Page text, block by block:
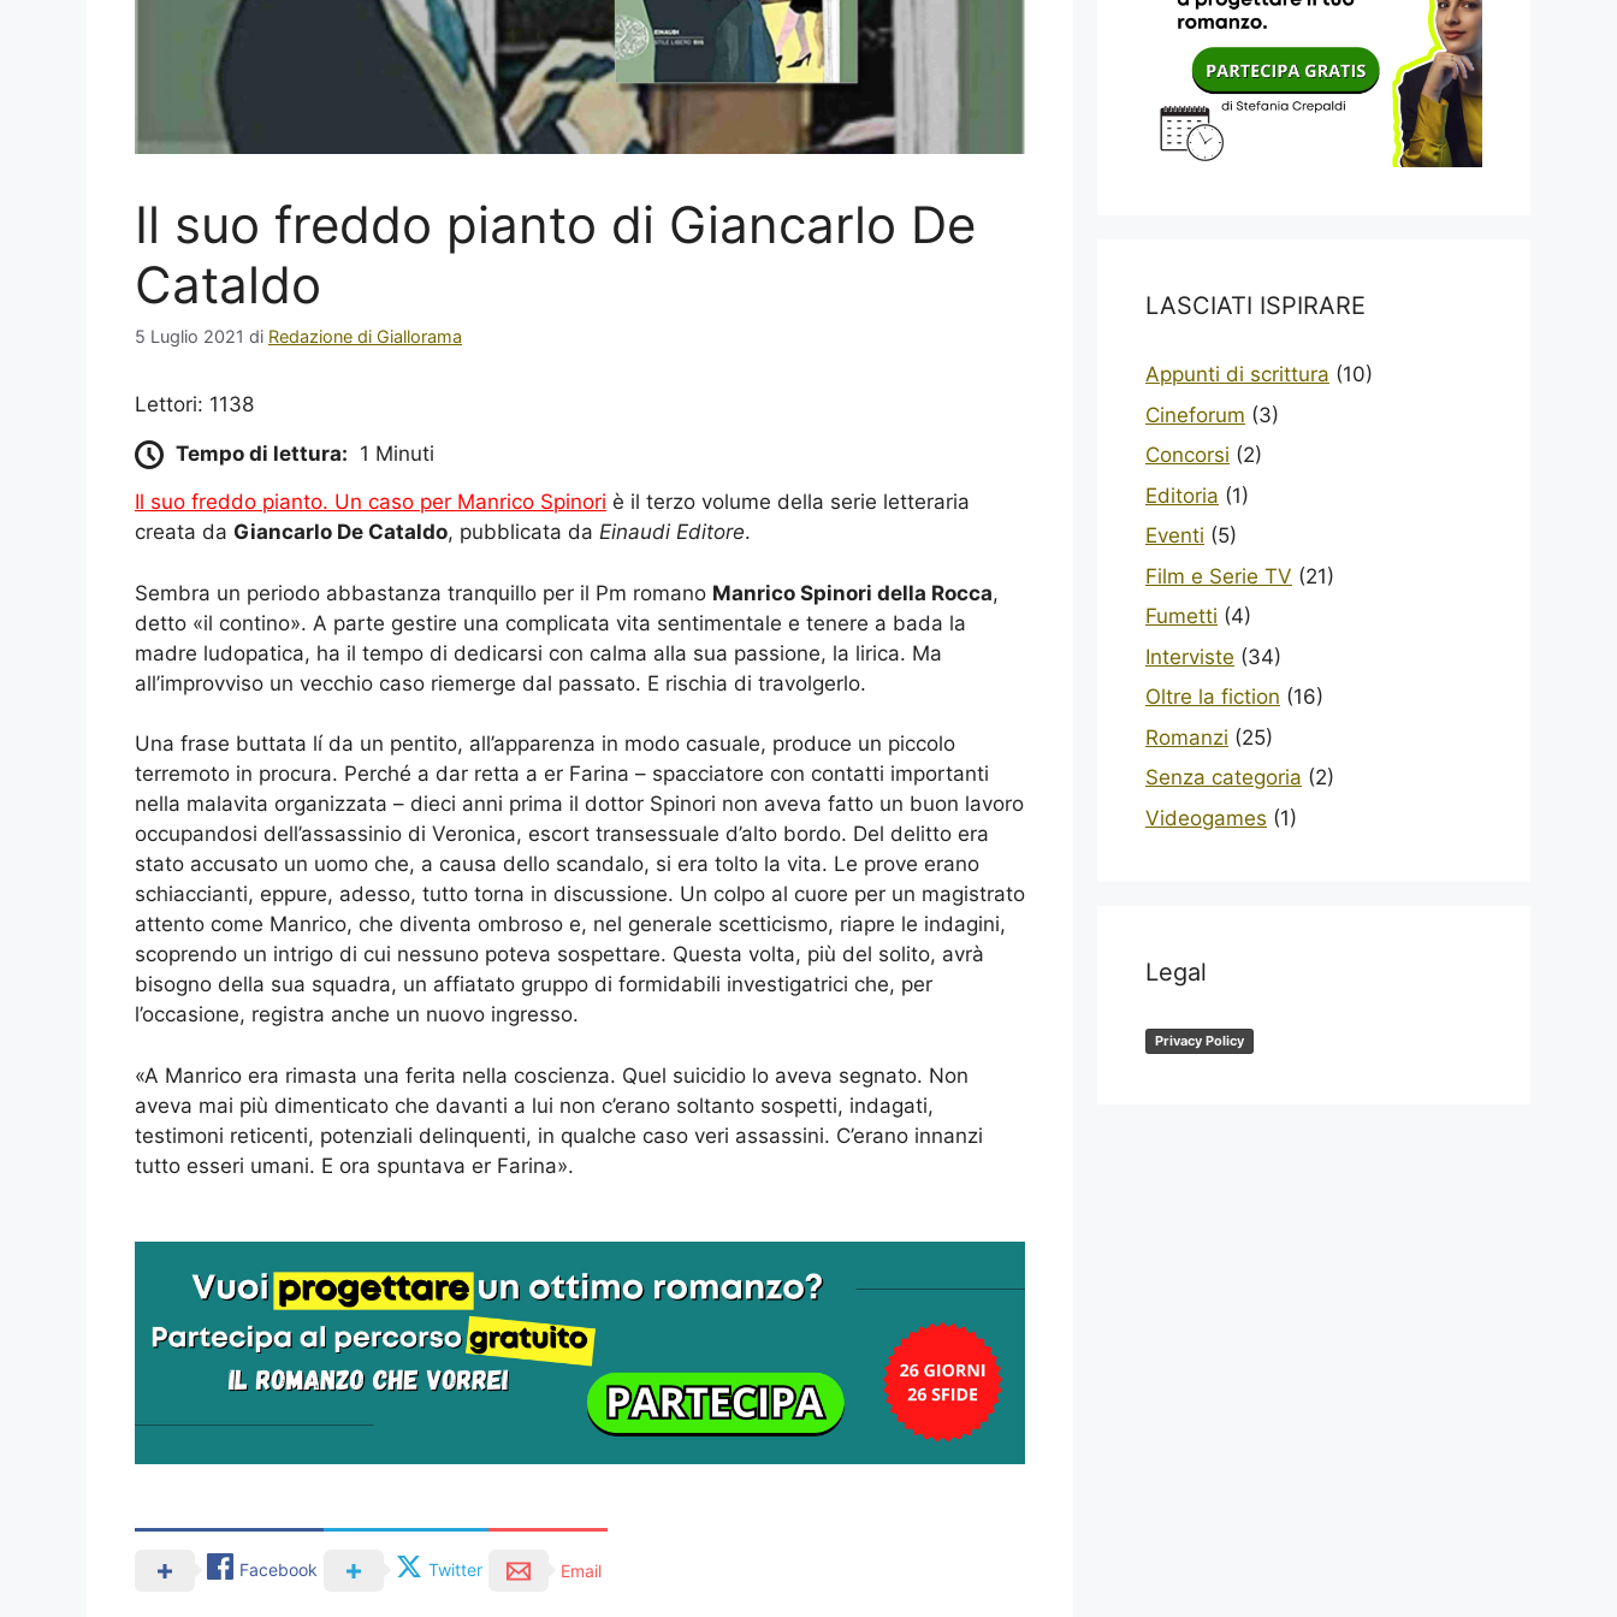
Il suo freddo pianto di Giancarlo De
Cataldo
5 Luglio 2021 di Redazione di Giallorama
Lettori: 1138
Tempo di lettura: 1 Minuti
Il suo freddo pianto. Un caso per Manrico Spinori è il terzo volume della serie letteraria
creata da Giancarlo De Cataldo, pubblicata da Einaudi Editore.
Sembra un periodo abbastanza tranquillo per il Pm romano Manrico Spinori della Rocca,
detto «il contino». A parte gestire una complicata vita sentimentale e tenere a bada la
madre ludopatica, ha il tempo di dedicarsi con calma alla sua passione, la lirica. Ma
all’improvviso un vecchio caso riemerge dal passato. E rischia di travolgerlo.
Una frase buttata lí da un pentito, all’apparenza in modo casuale, produce un piccolo
terremoto in procura. Perché a dar retta a er Farina – spacciatore con contatti importanti
nella malavita organizzata – dieci anni prima il dottor Spinori non aveva fatto un buon lavoro
occupandosi dell’assassinio di Veronica, escort transessuale d’alto bordo. Del delitto era
stato accusato un uomo che, a causa dello scandalo, si era tolto la vita. Le prove erano
schiaccianti, eppure, adesso, tutto torna in discussione. Un colpo al cuore per un magistrato
attento come Manrico, che diventa ombroso e, nel generale scetticismo, riapre le indagini,
scoprendo un intrigo di cui nessuno poteva sospettare. Questa volta, più del solito, avrà
bisogno della sua squadra, un affiatato gruppo di formidabili investigatrici che, per
l’occasione, registra anche un nuovo ingresso.
«A Manrico era rimasta una ferita nella coscienza. Quel suicidio lo aveva segnato. Non
aveva mai più dimenticato che davanti a lui non c’erano soltanto sospetti, indagati,
testimoni reticenti, potenziali delinquenti, in qualche caso veri assassini. C’erano innanzi
tutto esseri umani. E ora spuntava er Farina».
Facebook Twitter Email
LASCIATI ISPIRARE
Appunti di scrittura (10)
Cineforum (3)
Concorsi (2)
Editoria (1)
Eventi (5)
Film e Serie TV (21)
Fumetti (4)
Interviste (34)
Oltre la fiction (16)
Romanzi (25)
Senza categoria (2)
Videogames (1)
Legal
Privacy Policy